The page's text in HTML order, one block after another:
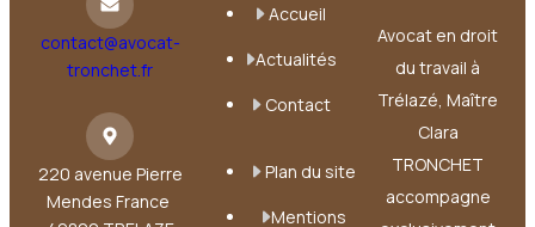
contact@avocat-
tronchet.fr
220 avenue Pierre
Mendes France
Accueil
Actualités
Contact
Plan du site
Mentions
Avocat en droit
du travail à
Trélazé, Maître
Clara
TRONCHET
accompagne